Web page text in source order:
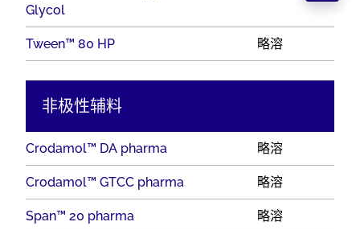
Glycol
Tween™ 80 HP 略溶
非极性辅料
Crodamol™ DA pharma 略溶
Crodamol™ GTCC pharma 略溶
Span™ 20 pharma 略溶